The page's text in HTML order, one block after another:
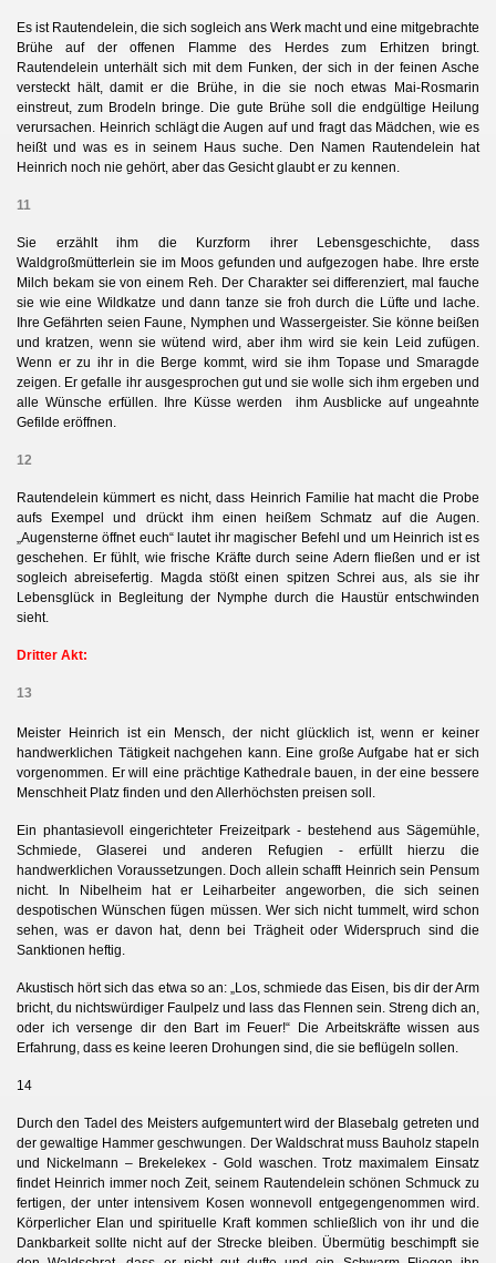
Es ist Rautendelein, die sich sogleich ans Werk macht und eine mitgebrachte
Brühe auf der offenen Flamme des Herdes zum Erhitzen bringt.
Rautendelein unterhält sich mit dem Funken, der sich in der feinen Asche
versteckt hält, damit er die Brühe, in die sie noch etwas Mai-Rosmarin
einstreut, zum Brodeln bringe. Die gute Brühe soll die endgültige Heilung
verursachen. Heinrich schlägt die Augen auf und fragt das Mädchen, wie es
heißt und was es in seinem Haus suche. Den Namen Rautendelein hat
Heinrich noch nie gehört, aber das Gesicht glaubt er zu kennen.
11
Sie erzählt ihm die Kurzform ihrer Lebensgeschichte, dass
Waldgroßmütterlein sie im Moos gefunden und aufgezogen habe. Ihre erste
Milch bekam sie von einem Reh. Der Charakter sei differenziert, mal fauche
sie wie eine Wildkatze und dann tanze sie froh durch die Lüfte und lache.
Ihre Gefährten seien Faune, Nymphen und Wassergeister. Sie könne beißen
und kratzen, wenn sie wütend wird, aber ihm wird sie kein Leid zufügen.
Wenn er zu ihr in die Berge kommt, wird sie ihm Topase und Smaragde
zeigen. Er gefalle ihr ausgesprochen gut und sie wolle sich ihm ergeben und
alle Wünsche erfüllen. Ihre Küsse werden ihm Ausblicke auf ungeahnte
Gefilde eröffnen.
12
Rautendelein kümmert es nicht, dass Heinrich Familie hat macht die Probe
aufs Exempel und drückt ihm einen heißem Schmatz auf die Augen.
„Augensterne öffnet euch“ lautet ihr magischer Befehl und um Heinrich ist es
geschehen. Er fühlt, wie frische Kräfte durch seine Adern fließen und er ist
sogleich abreisefertig. Magda stößt einen spitzen Schrei aus, als sie ihr
Lebensglück in Begleitung der Nymphe durch die Haustür entschwinden
sieht.
Dritter Akt:
13
Meister Heinrich ist ein Mensch, der nicht glücklich ist, wenn er keiner
handwerklichen Tätigkeit nachgehen kann. Eine große Aufgabe hat er sich
vorgenommen. Er will eine prächtige Kathedrale bauen, in der eine bessere
Menschheit Platz finden und den Allerhöchsten preisen soll.
Ein phantasievoll eingerichteter Freizeitpark - bestehend aus Sägemühle,
Schmiede, Glaserei und anderen Refugien - erfüllt hierzu die
handwerklichen Voraussetzungen. Doch allein schafft Heinrich sein Pensum
nicht. In Nibelheim hat er Leiharbeiter angeworben, die sich seinen
despotischen Wünschen fügen müssen. Wer sich nicht tummelt, wird schon
sehen, was er davon hat, denn bei Trägheit oder Widerspruch sind die
Sanktionen heftig.
Akustisch hört sich das etwa so an: „Los, schmiede das Eisen, bis dir der Arm
bricht, du nichtswürdiger Faulpelz und lass das Flennen sein. Streng dich an,
oder ich versenge dir den Bart im Feuer!“ Die Arbeitskräfte wissen aus
Erfahrung, dass es keine leeren Drohungen sind, die sie beflügeln sollen.
14
Durch den Tadel des Meisters aufgemuntert wird der Blasebalg getreten und
der gewaltige Hammer geschwungen. Der Waldschrat muss Bauholz stapeln
und Nickelmann – Brekelekex - Gold waschen. Trotz maximalem Einsatz
findet Heinrich immer noch Zeit, seinem Rautendelein schönen Schmuck zu
fertigen, der unter intensivem Kosen wonnevoll entgegengenommen wird.
Körperlicher Elan und spirituelle Kraft kommen schließlich von ihr und die
Dankbarkeit sollte nicht auf der Strecke bleiben. Übermütig beschimpft sie
2)